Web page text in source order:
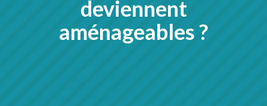
deviennent
aménageables ?